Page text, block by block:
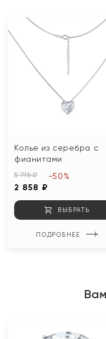
Колье из серебра с
фианитами
5 715 ₽
2 858 ₽
-50%
ВЫБРАТЬ
ПОДРОБНЕЕ